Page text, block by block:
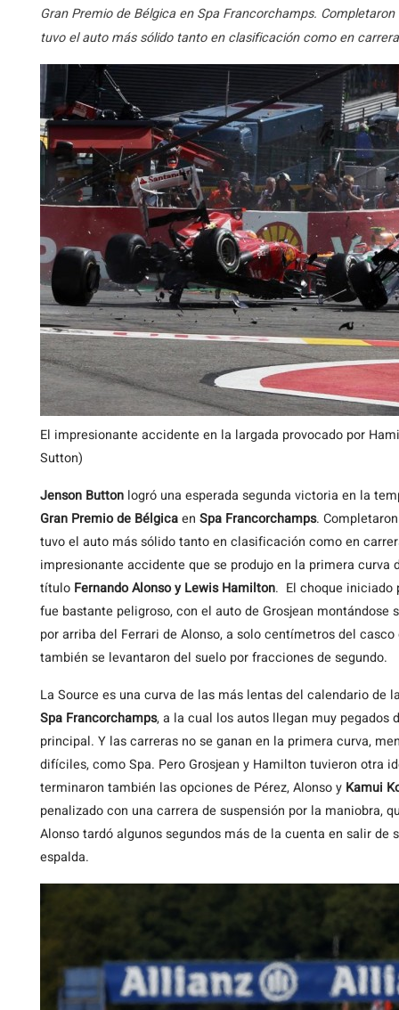
Gran Premio de Bélgica en Spa Francorchamps.
tuvo el auto más sólido tanto en clasificación como en
El impresionante accidente en la largada provocado por
Sutton)
Jenson Button logró una esperada segunda victoria en la
Gran Premio de Bélgicaen Spa Francorchamps.
tuvo el auto más sólido tanto en clasificación como en
impresionante accidente que se produjo en la primera
título Fernando Alonso y Lewis Hamilton. El choque iniciado
fue bastante peligroso, con el auto de Grosjean montándose
por arriba del Ferrari de Alonso, a solo centímetros del
también se levantaron del suelo por fracciones de segundo.
La Source es una curva de las más lentas del calendario
Spa Francorchamps, a la cual los autos llegan muy pegados
principal. Y las carreras no se ganan en la primera curva,
difíciles, como Spa. Pero Grosjean y Hamilton tuvieron otra
terminaron también las opciones de Pérez, Alonso y Kamui
penalizado con una carrera de suspensión por la maniobra,
Alonso tardó algunos segundos más de la cuenta en salir
espalda.